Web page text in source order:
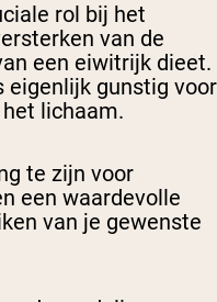
rol bij het
van de
een eiwitrijk dieet.
eigenlijk gunstig voor
lichaam.
te zijn voor
een waardevolle
van je gewenste